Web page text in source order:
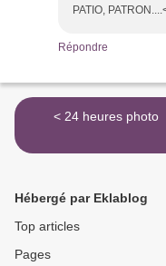
PATIO,
Répondre
< 24 heures photo
Hébergé par Eklablog
Top articles
Pages